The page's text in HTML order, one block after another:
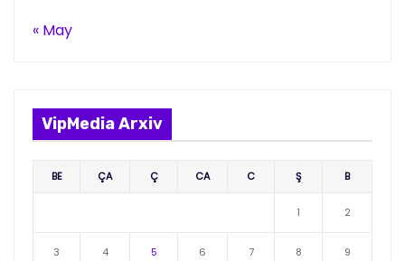
« May
VipMedia Arxiv
BE ÇA Ç CA C Ş B
1 2
3 4 5 6 7 8 9